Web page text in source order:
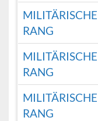
RANG
RANG
RANG